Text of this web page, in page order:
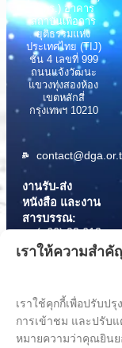
(สพร.) อาคาร
สถาบันเพื่อการ
ยุติธรรมแห่ง
ประเทศไทย (TIJ)
ชั้น 4 เลขที่ 999
ถนนแจ้งวัฒนะ
แขวงทุ่งสองห้อง
เขตหลักสี่
กรุงเทพฯ 10210
งานรับ-ส่ง
หนังสือ และงาน
สารบรรณ:
(+66) 02 612
6000
Center:
(+66) 02 612
เราให้ความสำ
เราใช้คุกกี้เพื่อปรับป
การเข้าชม และปรับ
หมายความว่าคุณยิน